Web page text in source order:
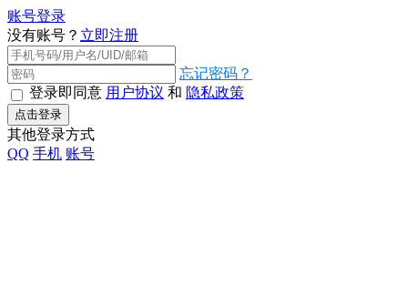
账号登录
没有账号？ 立即注册
忘记密码？
登录即同意 用户协议 和 隐私政策
点击登录
其他登录方式
QQ 手机 账号